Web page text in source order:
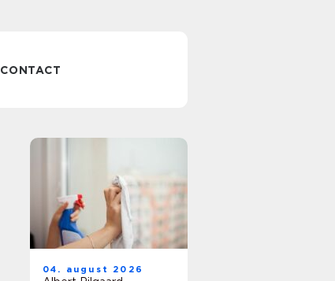
CONTACT
04. august 2026